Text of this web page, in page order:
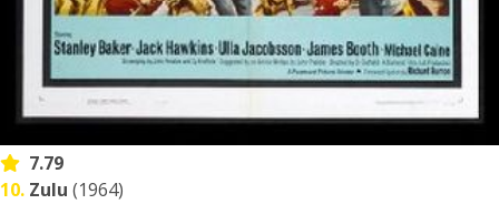
7.79
10. Zulu (1964)